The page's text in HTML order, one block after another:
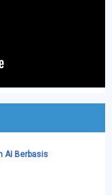
AI Berbasis